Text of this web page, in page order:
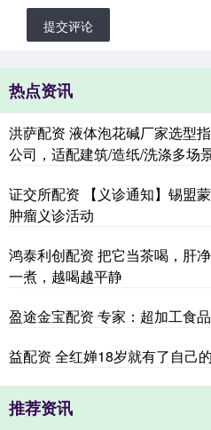
提交评论
热点资讯
洪萨配资 液体泡花碱厂家选型
公司，适配建筑/造纸/洗涤多场
证交所配资 【义诊通知】锡盟
肿瘤义诊活动
鸿泰利创配资 把它当茶喝，肝
一煮，越喝越平静
盈途金宝配资 专家：超加工食
益配资 全红婵18岁就有了自己
推荐资讯